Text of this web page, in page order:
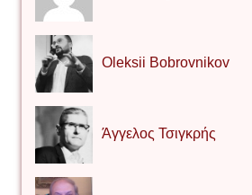
Oleksii Bobrovnikov
Άγγελος Τσιγκρής